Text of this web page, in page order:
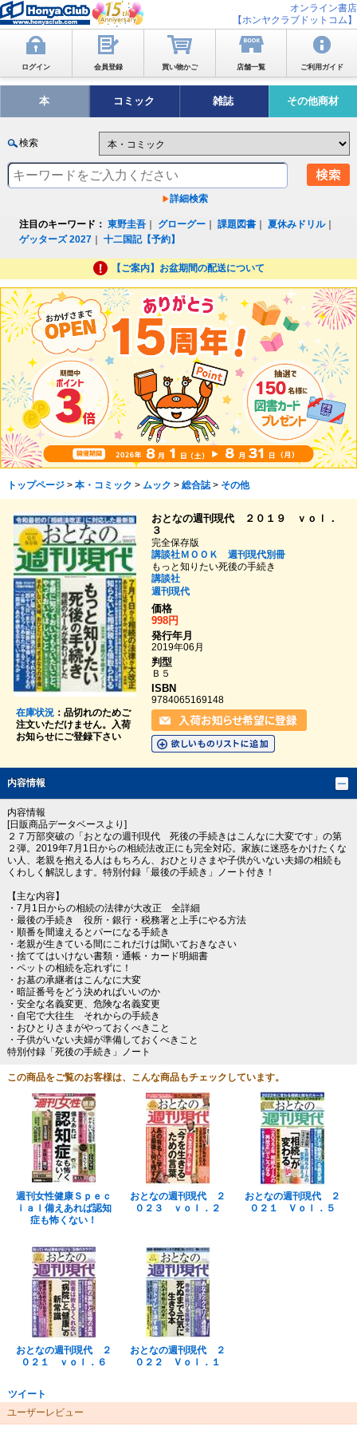
オンライン書店
【ホンヤクラブドットコム】
ログイン 会員登録 買い物かご 店舗一覧 ご利用ガイド
本 コミック 雑誌 その他商材
検索
詳細検索
注目のキーワード： 東野圭吾 グローグー ｜課題図書 ｜夏休みドリル｜
ゲッターズ 2027 ｜十二国記【予約】
【ご案内】お盆期間の配送について
トップページ> 本・コミック > ムック > 総合誌> その他
在庫状況：品切れのためご
注文いただけません。入荷
お知らせにご登録下さい
おとなの週刊現代 ２０１９ ｖｏｌ．
３
完全保存版
講談社ＭＯＯＫ 週刊現代別冊
もっと知りたい死後の手続き
講談社
週刊現代
価格
998円
発行年月
2019年06月
判型
Ｂ５
ISBN
9784065169148
内容情報
内容情報
[日販商品データベースより]
２７万部突破の「おとなの週刊現代 死後の手続きはこんなに大変です」の第
２弾。2019年7月1日からの相続法改正にも完全対応。家族に迷惑をかけたくな
い人、老親を抱える人はもちろん、おひとりさまや子供がいない夫婦の相続も
くわしく解説します。特別付録「最後の手続き」ノート付き！
【主な内容】
・7月1日からの相続の法律が大改正 全詳細
・最後の手続き 役所・銀行・税務署と上手にやる方法
・順番を間違えるとパーになる手続き
・老親が生きている間にこれだけは聞いておきなさい
・捨ててはいけない書類・通帳・カード明細書
・ペットの相続を忘れずに！
・お墓の承継者はこんなに大変
・暗証番号をどう決めればいいのか
・安全な名義変更、危険な名義変更
・自宅で大往生 それからの手続き
・おひとりさまがやっておくべきこと
・子供がいない夫婦が準備しておくべきこと
特別付録「死後の手続き」ノート
この商品をご覧のお客様は、こんな商品もチェックしています。
週刊女性健康Ｓｐｅｃ
ｉａｌ備えあれば認知
症も怖くない！
おとなの週刊現代 ２
０２３ ｖｏｌ．２
おとなの週刊現代 ２
０２１ Ｖｏｌ．５
おとなの週刊現代 ２
０２１ ｖｏｌ．６
おとなの週刊現代 ２
０２２ Ｖｏｌ．１
ツイート
ユーザーレビュー